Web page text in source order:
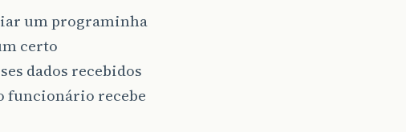
um programinha
certo
dados recebidos
funcionário recebe